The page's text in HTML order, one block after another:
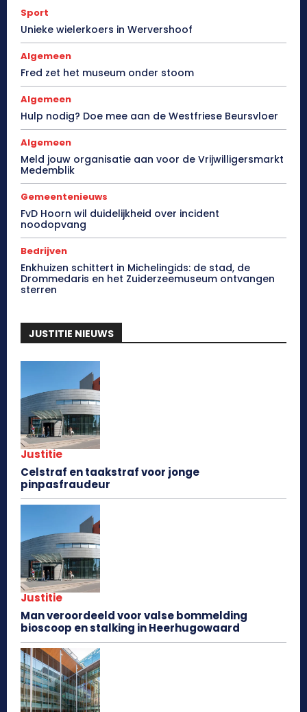
Sport
Unieke wielerkoers in Wervershoof
Algemeen
Fred zet het museum onder stoom
Algemeen
Hulp nodig? Doe mee aan de Westfriese Beursvloer
Algemeen
Meld jouw organisatie aan voor de Vrijwilligersmarkt
Medemblik
Gemeentenieuws
FvD Hoorn wil duidelijkheid over incident
noodopvang
Bedrijven
Enkhuizen schittert in Michelingids: de stad, de
Drommedaris en het Zuiderzeemuseum ontvangen
sterren
JUSTITIE NIEUWS
Justitie
Celstraf en taakstraf voor jonge
pinpasfraudeur
Justitie
Man veroordeeld voor valse bommelding
bioscoop en stalking in Heerhugowaard